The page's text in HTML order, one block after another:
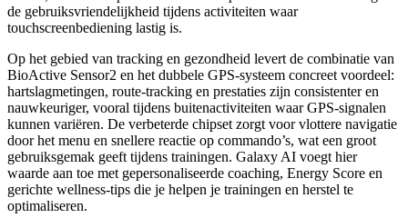
de gebruiksvriendelijkheid tijdens activiteiten waar
touchscreenbediening lastig is.
Op het gebied van tracking en gezondheid levert de combinatie van
BioActive Sensor2 en het dubbele GPS-systeem concreet voordeel:
hartslagmetingen, route-tracking en prestaties zijn consistenter en
nauwkeuriger, vooral tijdens buitenactiviteiten waar GPS-signalen
kunnen variëren. De verbeterde chipset zorgt voor vlottere navigatie
door het menu en snellere reactie op commando’s, wat een groot
gebruiksgemak geeft tijdens trainingen. Galaxy AI voegt hier
waarde aan toe met gepersonaliseerde coaching, Energy Score en
gerichte wellness-tips die je helpen je trainingen en herstel te
optimaliseren.